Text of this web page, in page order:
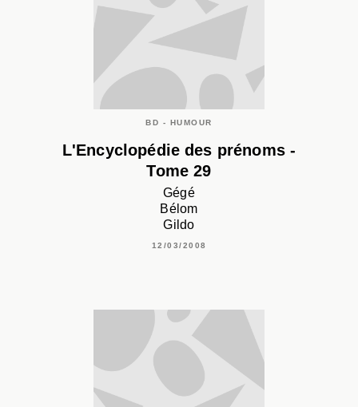
BD - HUMOUR
L'Encyclopédie des prénoms -
Tome 29
Gégé
Bélom
Gildo
12/03/2008